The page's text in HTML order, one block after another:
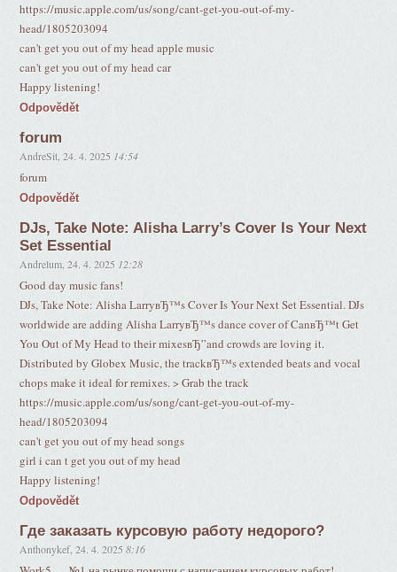
https://music.apple.com/us/song/cant-get-you-out-of-my-
head/1805203094
can't get you out of my head apple music
can't get you out of my head car
Happy listening!
Odpovědět
forum
AndreSit ,24. 4. 2025 14:54
forum
Odpovědět
DJs, Take Note: Alisha Larry’s Cover Is Your Next
Set Essential
Andrelum ,24. 4. 2025 12:28
Good day music fans!
DJs, Take Note: Alisha LarryвЂ™s Cover Is Your Next Set Essential. DJs
worldwide are adding Alisha LarryвЂ™s dance cover of CanвЂ™t Get
You Out of My Head to their mixesвЂ”and crowds are loving it.
Distributed by Globex Music, the trackвЂ™s extended beats and vocal
chops make it ideal for remixes. > Grab the track
https://music.apple.com/us/song/cant-get-you-out-of-my-
head/1805203094
can't get you out of my head songs
girl i can t get you out of my head
Happy listening!
Odpovědět
Где заказать курсовую работу недорого?
Anthonykef,24. 4. 2025 8:16